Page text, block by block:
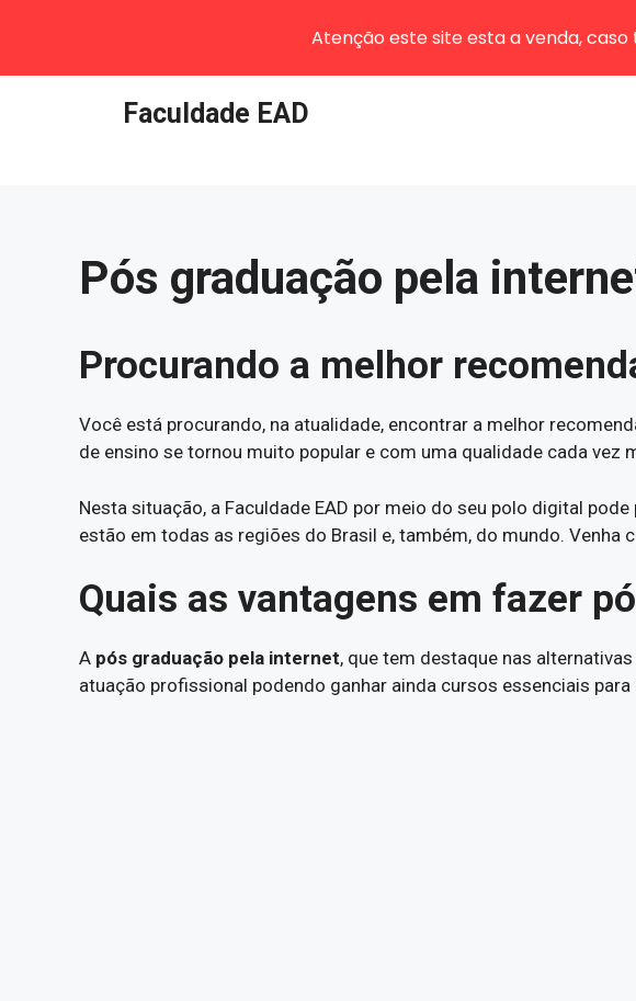
Faculdade EAD
Pós graduação pela
Procurando a melhor
Você está procurando, na atualidade, encontrar a melhor
de ensino se tornou muito popular e com uma qualidade cada vez
Nesta situação, a Faculdade EAD por meio do seu polo digital
estão em todas as regiões do Brasil e, também, do mundo. Venha
Quais as vantagens em fazer
A pós graduação pela internet, que tem destaque nas
atuação profissional podendo ganhar ainda cursos essenciais
Atenção este site esta a venda,